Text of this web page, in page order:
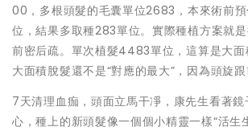
00，多根頭髮的毛囊單位2683，本來術前
位，結果多取種283單位。實際種植方案就是
前密后疏。單次植髮4483單位，這算是大
大面積脫髮還不是“對應的最大”，因為頭旋跟
7天清理血痂，頭面立馬干凈，康先生看著
心，種上的新頭髮像一個個小精靈一樣“活生